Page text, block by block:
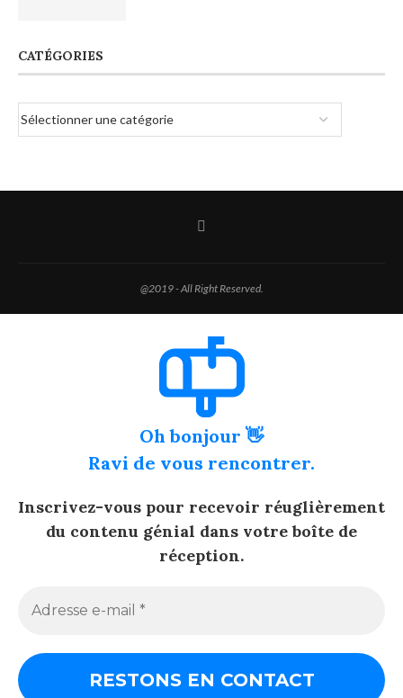
CATÉGORIES
@2019 - All Right Reserved.
Oh bonjour 👋
Ravi de vous rencontrer.
Inscrivez-vous pour recevoir réuglièrement
du contenu génial dans votre boîte de
réception.